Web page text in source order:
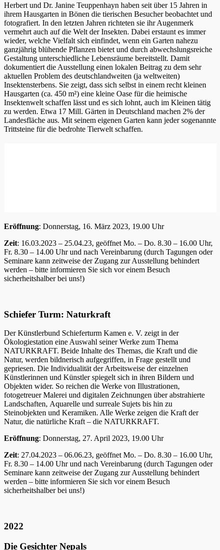
Herbert und Dr. Janine Teuppenhayn haben seit über 15 Jahren in
ihrem Hausgarten in Bönen die tierischen Besucher beobachtet und
fotografiert. In den letzten Jahren richteten sie ihr Augenmerk
vermehrt auch auf die Welt der Insekten. Dabei erstaunt es immer
wieder, welche Vielfalt sich einfindet, wenn ein Garten nahezu
ganzjährig blühende Pflanzen bietet und durch abwechslungsreiche
Gestaltung unterschiedliche Lebensräume bereitstellt. Damit
dokumentiert die Ausstellung einen lokalen Beitrag zu dem sehr
aktuellen Problem des deutschlandweiten (ja weltweiten)
Insektensterbens. Sie zeigt, dass sich selbst in einem recht kleinen
Hausgarten (ca. 450 m²) eine kleine Oase für die heimische
Insektenwelt schaffen lässt und es sich lohnt, auch im Kleinen tätig
zu werden. Etwa 17 Mill. Gärten in Deutschland machen 2% der
Landesfläche aus. Mit seinem eigenen Garten kann jeder sogenannte
Trittsteine für die bedrohte Tierwelt schaffen.
Eröffnung: Donnerstag, 16. März 2023, 19.00 Uhr
Zeit: 16.03.2023 – 25.04.23, geöffnet Mo. – Do. 8.30 – 16.00 Uhr,
Fr. 8.30 – 14.00 Uhr und nach Vereinbarung (durch Tagungen oder
Seminare kann zeitweise der Zugang zur Ausstellung behindert
werden – bitte informieren Sie sich vor einem Besuch
sicherheitshalber bei uns!)
Schiefer Turm: Naturkraft
Der Künstlerbund Schieferturm Kamen e. V. zeigt in der
Ökologiestation eine Auswahl seiner Werke zum Thema
NATURKRAFT. Beide Inhalte des Themas, die Kraft und die
Natur, werden bildnerisch aufgegriffen, in Frage gestellt und
gepriesen. Die Individualität der Arbeitsweise der einzelnen
Künstlerinnen und Künstler spiegelt sich in ihren Bildern und
Objekten wider. So reichen die Werke von Illustrationen,
fotogetreuer Malerei und digitalen Zeichnungen über abstrahierte
Landschaften, Aquarelle und surreale Sujets bis hin zu
Steinobjekten und Keramiken. Alle Werke zeigen die Kraft der
Natur, die natürliche Kraft – die NATURKRAFT.
Eröffnung: Donnerstag, 27. April 2023, 19.00 Uhr
Zeit: 27.04.2023 – 06.06.23, geöffnet Mo. – Do. 8.30 – 16.00 Uhr,
Fr. 8.30 – 14.00 Uhr und nach Vereinbarung (durch Tagungen oder
Seminare kann zeitweise der Zugang zur Ausstellung behindert
werden – bitte informieren Sie sich vor einem Besuch
sicherheitshalber bei uns!)
2022
Die Gesichter Nepals